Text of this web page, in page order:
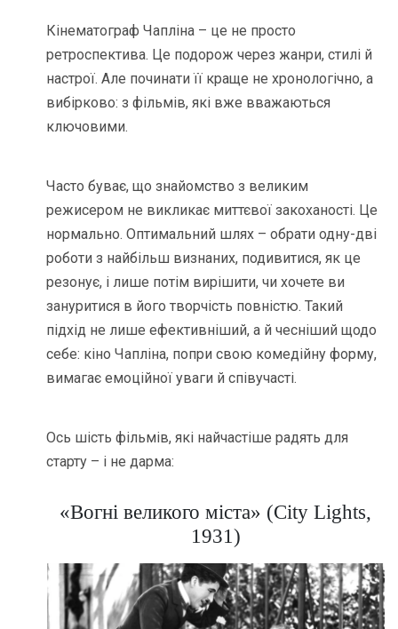
Кінематограф Чапліна – це не просто
ретроспектива. Це подорож через жанри, стилі й
настрої. Але починати її краще не хронологічно, а
вибірково: з фільмів, які вже вважаються
ключовими.
Часто буває, що знайомство з великим
режисером не викликає миттєвої закоханості. Це
нормально. Оптимальний шлях – обрати одну-дві
роботи з найбільш визнаних, подивитися, як це
резонує, і лише потім вирішити, чи хочете ви
зануритися в його творчість повністю. Такий
підхід не лише ефективніший, а й чесніший щодо
себе: кіно Чапліна, попри свою комедійну форму,
вимагає емоційної уваги й співучасті.
Ось шість фільмів, які найчастіше радять для
старту – і не дарма:
«Вогні великого міста» (City Lights,
1931)